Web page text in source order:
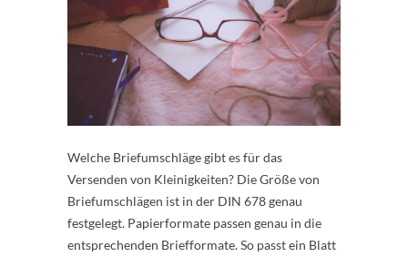
Welche Briefumschläge gibt es für das
Versenden von Kleinigkeiten? Die Größe von
Briefumschlägen ist in der DIN 678 genau
festgelegt. Papierformate passen genau in die
entsprechenden Briefformate. So passt ein Blatt